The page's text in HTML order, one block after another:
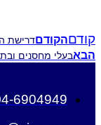
קודםהקודםדרישת
הבאבעלי מחסנים
6904949